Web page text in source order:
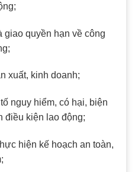
giao quyền hạn về công
xuất, kinh doanh;
nguy hiểm, có hại, biện
điều kiện lao động;
hiện kế hoạch an toàn,